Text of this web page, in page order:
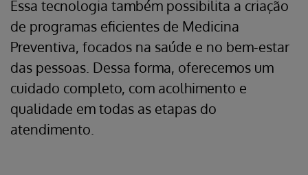
Essa tecnologia também possibilita a criação
de programas eficientes de Medicina
Preventiva, focados na saúde e no bem-estar
das pessoas. Dessa forma, oferecemos um
cuidado completo, com acolhimento e
qualidade em todas as etapas do
atendimento.